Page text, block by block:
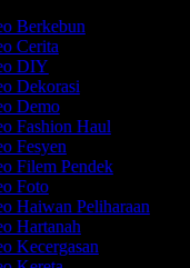
Berkebun
Cerita
DIY
Dekorasi
Demo
Fashion Haul
Fesyen
Filem Pendek
Foto
Haiwan Peliharaan
Hartanah
Kecergasan